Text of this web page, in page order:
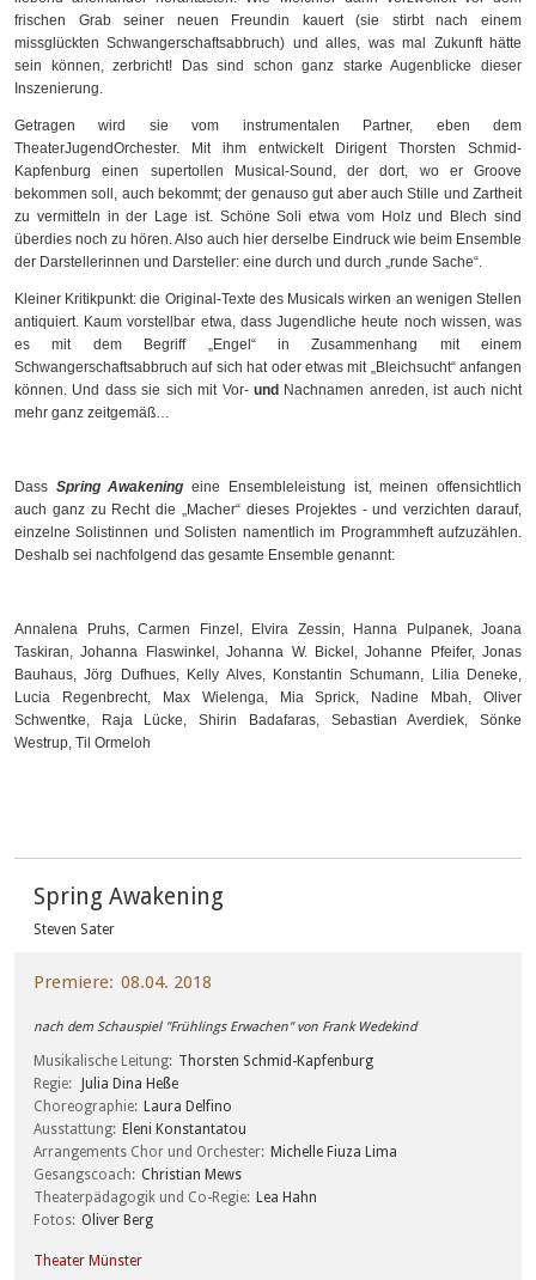
frischen Grab seiner neuen Freundin kauert (sie stirbt nach einem
missglückten Schwangerschaftsabbruch) und alles, was mal Zukunft hätte
sein können, zerbricht! Das sind schon ganz starke Augenblicke dieser
Inszenierung.
Getragen wird sie vom instrumentalen Partner, eben dem
TheaterJugendOrchester. Mit ihm entwickelt Dirigent Thorsten Schmid-
Kapfenburg einen supertollen Musical-Sound, der dort, wo er Groove
bekommen soll, auch bekommt; der genauso gut aber auch Stille und Zartheit
zu vermitteln in der Lage ist. Schöne Soli etwa vom Holz und Blech sind
überdies noch zu hören. Also auch hier derselbe Eindruck wie beim Ensemble
der Darstellerinnen und Darsteller: eine durch und durch „runde Sache“.
Kleiner Kritikpunkt: die Original-Texte des Musicals wirken an wenigen Stellen
antiquiert. Kaum vorstellbar etwa, dass Jugendliche heute noch wissen, was
es mit dem Begriff „Engel“ in Zusammenhang mit einem
Schwangerschaftsabbruch auf sich hat oder etwas mit „Bleichsucht“ anfangen
können. Und dass sie sich mit Vor- undNachnamen anreden, ist auch nicht
mehr ganz zeitgemäß…
Dass Spring Awakening eine Ensembleleistung ist, meinen offensichtlich
auch ganz zu Recht die „Macher“ dieses Projektes - und verzichten darauf,
einzelne Solistinnen und Solisten namentlich im Programmheft aufzuzählen.
Deshalb sei nachfolgend das gesamte Ensemble genannt:
Annalena Pruhs, Carmen Finzel, Elvira Zessin, Hanna Pulpanek, Joana
Taskiran, Johanna Flaswinkel, Johanna W. Bickel, Johanne Pfeifer, Jonas
Bauhaus, Jörg Dufhues, Kelly Alves, Konstantin Schumann, Lilia Deneke,
Lucia Regenbrecht, Max Wielenga, Mia Sprick, Nadine Mbah, Oliver
Schwentke, Raja Lücke, Shirin Badafaras, Sebastian Averdiek, Sönke
Westrup, Til Ormeloh
Spring Awakening
Steven Sater
Premiere 08.04. 2018
nach dem Schauspiel "Frühlings Erwachen" von Frank Wedekind
Musikalische Leitung
Thorsten Schmid-Kapfenburg
Regie
Julia Dina Heße
Choreographie
Laura Delfino
Ausstattung
Eleni Konstantatou
Arrangements Chor und Orchester
Michelle Fiuza Lima
Gesangscoach
Christian Mews
Theaterpädagogik und Co-Regie
Lea Hahn
Fotos
Oliver Berg
Theater Münster